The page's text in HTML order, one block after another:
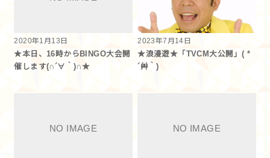
2020年1月13日
★本日、16時からBINGO大会開
催します(∩´∀｀)∩★
2023年7月14日
★浪漫遊★「TVCM大公開」( *
´艸｀)